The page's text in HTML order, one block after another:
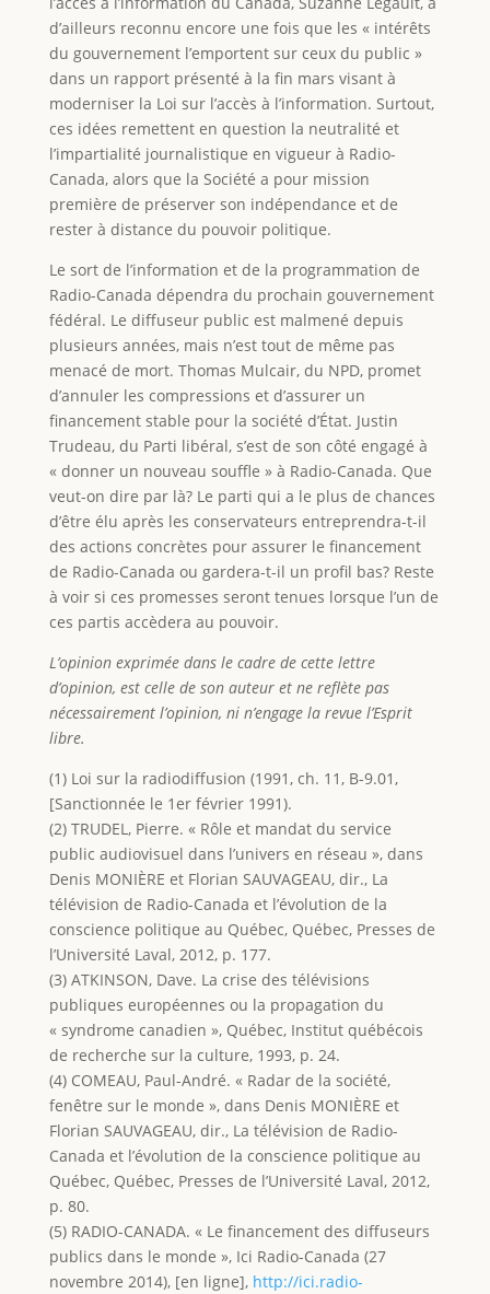
d’ailleurs reconnu encore une fois que les « intérêts
du gouvernement l’emportent sur ceux du public »
dans un rapport présenté à la fin mars visant à
moderniser la Loi sur l’accès à l’information. Surtout,
ces idées remettent en question la neutralité et
l’impartialité journalistique en vigueur à Radio-
Canada, alors que la Société a pour mission
première de préserver son indépendance et de
rester à distance du pouvoir politique.
Le sort de l’information et de la programmation de
Radio-Canada dépendra du prochain gouvernement
fédéral. Le diffuseur public est malmené depuis
plusieurs années, mais n’est tout de même pas
menacé de mort. Thomas Mulcair, du NPD, promet
d’annuler les compressions et d’assurer un
financement stable pour la société d’État. Justin
Trudeau, du Parti libéral, s’est de son côté engagé à
« donner un nouveau souffle » à Radio-Canada. Que
veut-on dire par là? Le parti qui a le plus de chances
d’être élu après les conservateurs entreprendra-t-il
des actions concrètes pour assurer le financement
de Radio-Canada ou gardera-t-il un profil bas? Reste
à voir si ces promesses seront tenues lorsque l’un de
ces partis accèdera au pouvoir.
L’opinion exprimée dans le cadre de cette lettre
d’opinion, est celle de son auteur et ne reflète pas
nécessairement l’opinion, ni n’engage la revue l’Esprit
libre.
(1) Loi sur la radiodiffusion (1991, ch. 11, B-9.01,
[Sanctionnée le 1er février 1991).
(2) TRUDEL, Pierre. « Rôle et mandat du service
public audiovisuel dans l’univers en réseau », dans
Denis MONIÈRE et Florian SAUVAGEAU, dir., La
télévision de Radio-Canada et l’évolution de la
conscience politique au Québec, Québec, Presses de
l’Université Laval, 2012, p. 177.
(3) ATKINSON, Dave. La crise des télévisions
publiques européennes ou la propagation du
« syndrome canadien », Québec, Institut québécois
de recherche sur la culture, 1993, p. 24.
(4) COMEAU, Paul-André. « Radar de la société,
fenêtre sur le monde », dans Denis MONIÈRE et
Florian SAUVAGEAU, dir., La télévision de Radio-
Canada et l’évolution de la conscience politique au
Québec, Québec, Presses de l’Université Laval, 2012,
p. 80.
(5) RADIO-CANADA. « Le financement des diffuseurs
publics dans le monde », Ici Radio-Canada (27
novembre 2014), [en ligne], http://ici.radio-